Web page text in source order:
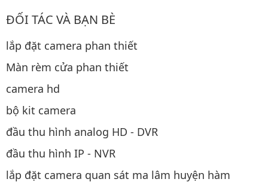
ĐỐI TÁC VÀ BẠN BÈ
lắp đặt camera phan thiết
Màn rèm cửa phan thiết
camera hd
bộ kit camera
đầu thu hình analog HD - DVR
đầu thu hình IP - NVR
lắp đặt camera quan sát ma lâm huyện hàm